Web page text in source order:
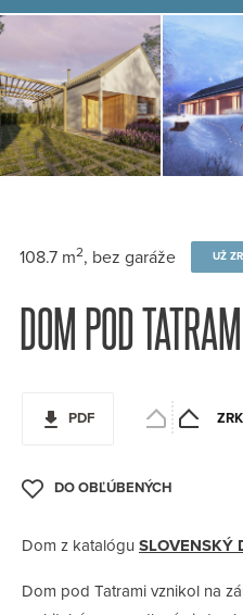
108.7 m2, bez garáže UŽ
DOM POD
PDF
Dom z katalógu SLOVENSKÝ
Dom pod Tatrami vznikol na